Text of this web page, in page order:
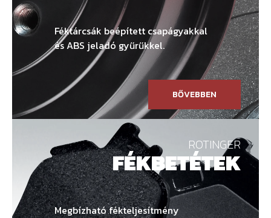
Féktárcsák beépített csapágyakkal
és ABS jeladó gyűrűkkel.
BŐVEBBEN
ROTINGER
FÉKBETÉTEK
Megbízható fékteljesítmény